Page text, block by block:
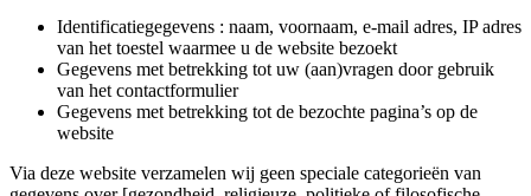
Identificatiegegevens : naam, voornaam, e-mail adres, IP adres
van het toestel waarmee u de website bezoekt
Gegevens met betrekking tot uw (aan)vragen door gebruik
van het contactformulier
Gegevens met betrekking tot de bezochte pagina’s op de
website
Via deze website verzamelen wij geen speciale categorieën van